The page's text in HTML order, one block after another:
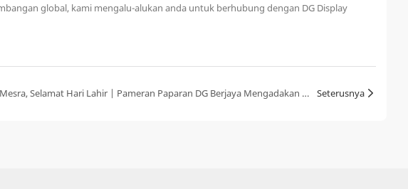
global, kami mengalu-alukan anda untuk berhubung dengan DG Display
Kemesraan Mesra, Selamat Hari Lahir | Pameran Paparan DG Berjaya Mengadakan Sambutan Hari Lahir Pekerja Suku Pertama Seterusnya